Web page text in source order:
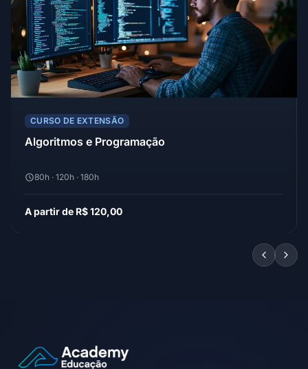
CURSO DE EXTENSÃO
Algoritmos e Programação
80h · 120h · 180h
A partir de R$ 120,00